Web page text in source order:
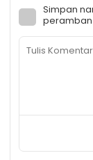
Simpan
peramban